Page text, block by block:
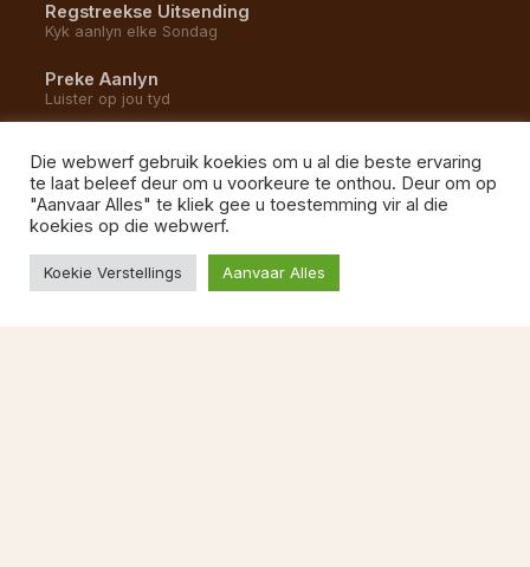
Regstreekse Uitsending
Kyk aanlyn elke Sondag
Preke Aanlyn
Luister op jou tyd
Alle opnames en uitsendings
Gemeente Musiek
Luister na ons liedere
Die webwerf gebruik koekies om u al die beste ervaring
te laat beleef deur om u voorkeure te onthou. Deur om op
"Aanvaar Alles" te kliek gee u toestemming vir al die
koekies op die webwerf.
Koekie Verstellings Aanvaar Alles